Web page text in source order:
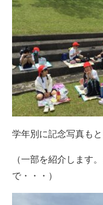
学年別に記念写真もと
（一部を紹介します
で・・・）